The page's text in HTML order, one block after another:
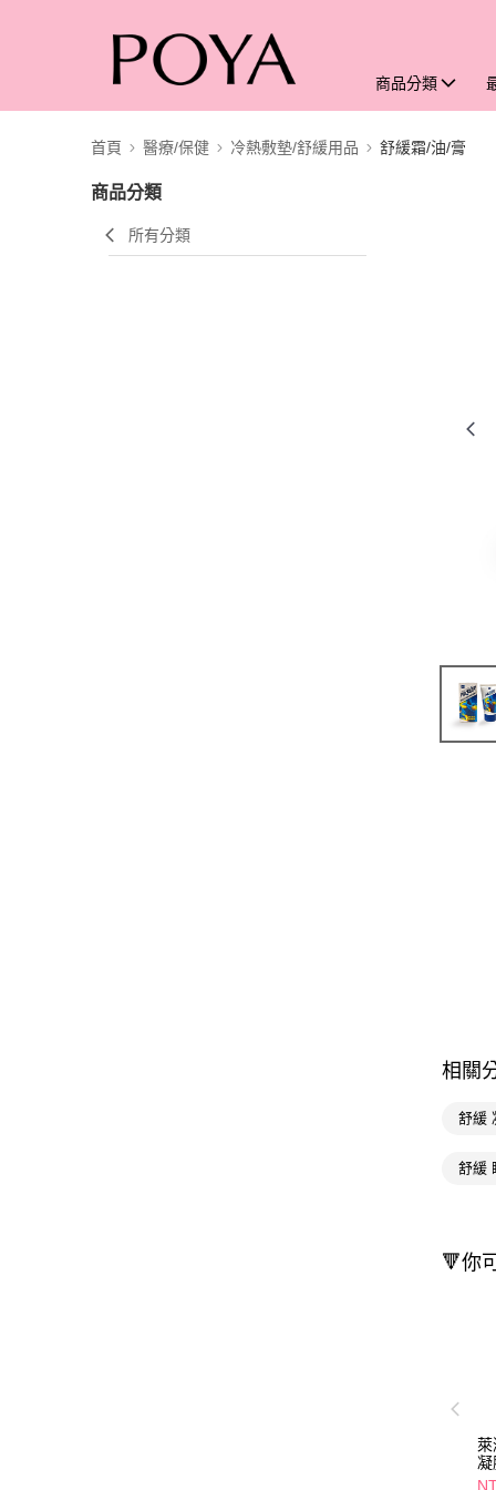
商品分類
首頁 醫療/保健 冷熱敷墊/舒緩用品 舒緩霜/油/膏
商品分類
所有分類
相關
舒緩
舒緩
🔻你
萊
凝